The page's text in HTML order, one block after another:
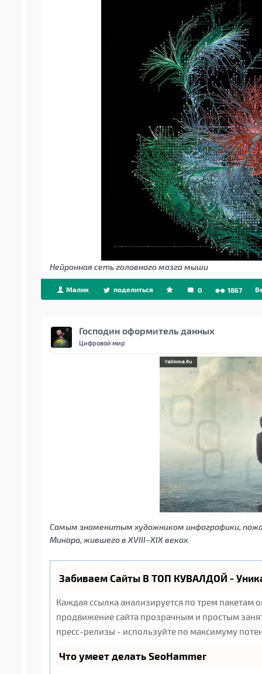
Нейронная сеть головного мозга мыши
Малик поделиться 0 1867
Господин оформитель данных
Цифровой мир
Самым знаменитым художником инфографики,
Минара, жившего в XVIII–XIX веках.
Забиваем Сайты В ТОП КУВАЛДОЙ -
Каждая ссылка анализируется по трем пакетам
продвижение сайта прозрачным и простым
пресс-релизы - используйте по максимуму
Что умеет делать SeoHammer